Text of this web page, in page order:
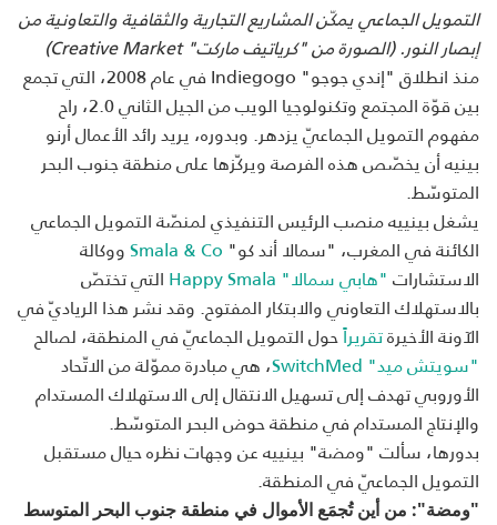
التمويل الجماعي يمكّن المشاريع التجارية والثقافية والتعاونية من
إبصار النور. (الصورة من "كرياتيف ماركت"Creative Market
)
منذ انطلاق "إندي جوجو" Indiegogo في عام 2008، التي تجمع
بين قوّة المجتمع وتكنولوجيا الويب من الجيل الثاني 2.0، راح
مفهوم التمويل الجماعيّ يزدهر. وبدوره، يريد رائد الأعمال أرنو
بينيه أن يخصّص هذه الفرصة ويركّزها على منطقة جنوب البحر
المتوسّط.
يشغل بينييه منصب الرئيس التنفيذي لمنصّة التمويل الجماعي
الكائنة في المغرب، "سمالا أند كو" Smala & Coووكالة
الاستشارات"هابي سمالا" Happy Smala
التي تختصّ
بالاستهلاك التعاوني والابتكار المفتوح. وقد نشر هذا الرياديّ في
الآونة الأخيرةتقريراًحول التمويل الجماعيّ في المنطقة، لصالح
"سويتش ميد" SwitchMed
، هي مبادرة مموّلة من الاتّحاد
الأوروبي تهدف إلى تسهيل الانتقال إلى الاستهلاك المستدام
والإنتاج المستدام في منطقة حوض البحر المتوسّط.
بدورها، سألت "ومضة" بينييه عن وجهات نظره حيال مستقبل
التمويل الجماعيّ في المنطقة.
"ومضة": من أين تُجمَع الأموال في منطقة جنوب البحر المتوسط